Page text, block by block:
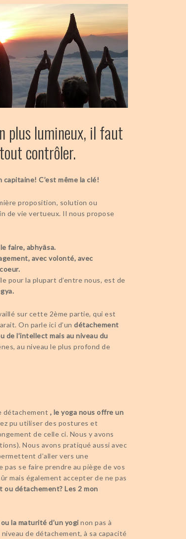
plus lumineux, il faut
contrôler.
C’est même la clé!
proposition, solution ou
de vie vertueux. Il nous propose
faire, abhyāsa.
avec volonté, avec
pour la plupart d’entre nous, est de
sur cette 2ème partie, qui est
On parle ici d’un détachement
de l’intellect mais au niveau du
au niveau le plus profond de
détachement , le yoga nous offre un
pu utiliser des postures et
de celle ci. Nous y avons
Nous avons pratiqué aussi avec
d’aller vers une
pas se faire prendre au piège de vos
mais également accepter de ne pas
ou détachement? Les 2 mon
ou la maturité d’un yoginon pas à
de détachement, à sa capacité